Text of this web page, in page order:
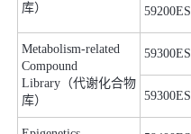
库）
Metabolism-related
Compound
Library（代谢化合物
库）